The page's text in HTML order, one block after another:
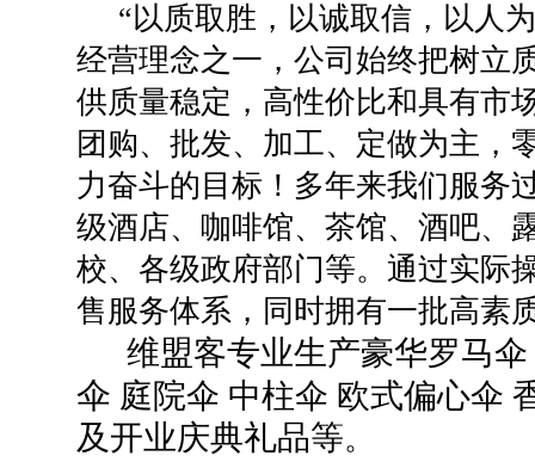
“以质取胜，以诚取信，以人
经营理念之一，公司始终把树立
供质量稳定，高性价比和具有市
团购、批发、加工、定做为主，
力奋斗的目标！多年来我们服务
级酒店、咖啡馆、茶馆、酒吧、
校、各级政府部门等。通过实际
售服务体系，同时拥有一批高素
维盟客专业生产豪华罗马
伞 庭院伞 中柱伞 欧式偏心伞
及开业庆典礼品等。